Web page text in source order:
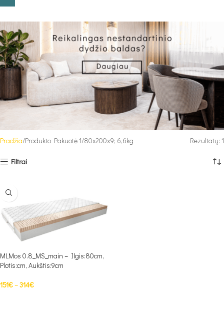
Pradžia Produkto Pakuotė 1 80x200x9; 6,6kg Rezultatų: 1
Filtrai
MLMos 0.8_MS_main – Ilgis:80cm,
Plotis:cm, Aukštis:9cm
151€–314€